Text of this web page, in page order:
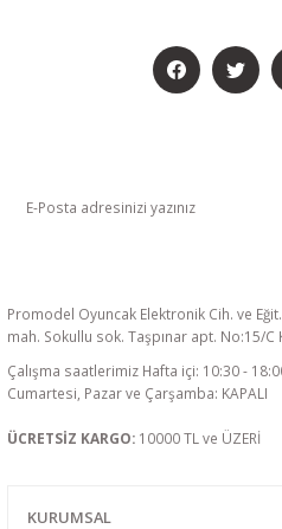
Promodel Oyuncak Elektronik Cih. ve
mah. Sokullu sok. Taşpınar apt. No:15/C
Çalışma saatlerimiz Hafta içi: 10:30 -
Cumartesi, Pazar ve Çarşamba: KAPALI
ÜCRETSİZ KARGO: 10000 TL ve ÜZERİ
KURUMSAL